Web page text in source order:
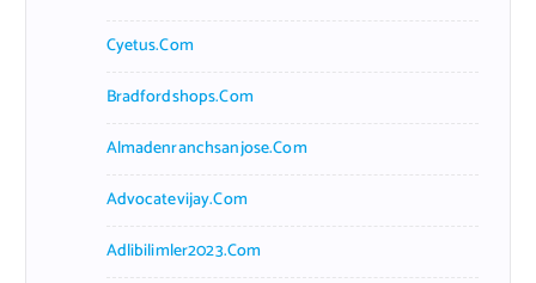
Cyetus.com
Bradfordshops.com
Almadenranchsanjose.com
Advocatevijay.com
Adlibilimler2023.com